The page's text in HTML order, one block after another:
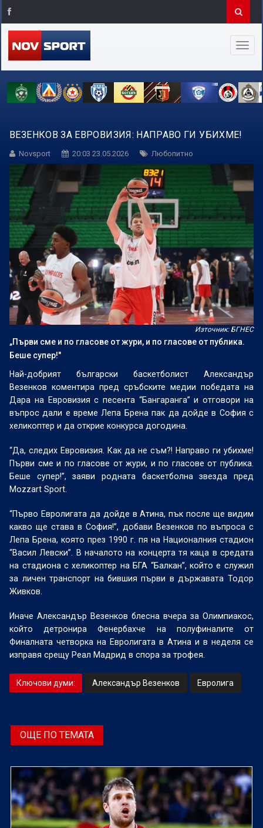
ВЕЗЕНКОВ ЗА ЕВРОВИЗИЯ: НАПРАВО ГИ УБИХМЕ!
Novsport 20:03 23.05.2026 Любопитно
Източник: БГНЕС
„Първи сме и по гласове от жури, и по гласове от публика.
Беше супер!"
Най-добрият български баскетболист Александър
Везенков коментира пред сръбските медии победата на
Дара на Евровизия с песента “Бангаранга” и отговори на
въпрос дали е време Лепа Брена пак да дойде в София с
хеликоптер и да открие конкурса догодина.
“Да, следих Евровизия. Как да не съм?! Направо ги убихме!
Първи сме и по гласове от жури, и по гласове от публика.
Беше супер!”, заяви родната баскетболна звезда пред
Mozzart Sport.
“Първо Евролигата да дойде в Атина, пък после ще видим
какво ще става в София!”, добави Везенков по въпроса с
Лепа Брена, която през 1990 г. пя на Националния стадион
“Васил Левски”. В началото на концерта тя каца в средата
на стадиона с хеликоптер на БГА “Балкан”, който е служил
за личен транспорт на бившия първи в държавата Тодор
Живков.
Иначе Александър Везенков блесна вчера за Олимпиакос,
който детронира Фенербахче на полуфиналите от
Финалната четворка на Евролигата в Атина и в неделя се
изправя срещу Реал Мадрид в спора за трофея.
Ключови думи: Александър Везенков Евролига
ОЩЕ ПО ТЕМАТА